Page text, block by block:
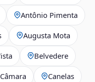
Antônio Pimenta
Augusta Mota
Belvedere
Canelas